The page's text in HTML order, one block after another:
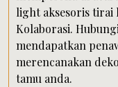
light aksesoris tirai
Kolaborasi.
mendapatkan
merencanakan
tamu anda.